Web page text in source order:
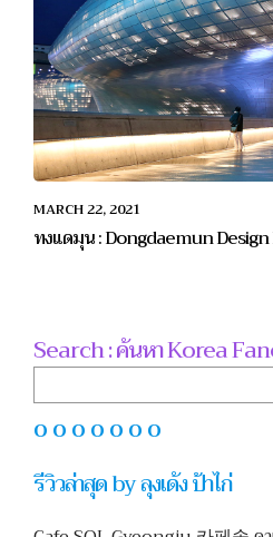
MARCH 22, 2021
ทงแดมุน : Dongdaemun Design
Search : ค้นหา Korea
O O O O O O O
รีวิวล่าสุด by ลุงเด้ง ป้าไก่